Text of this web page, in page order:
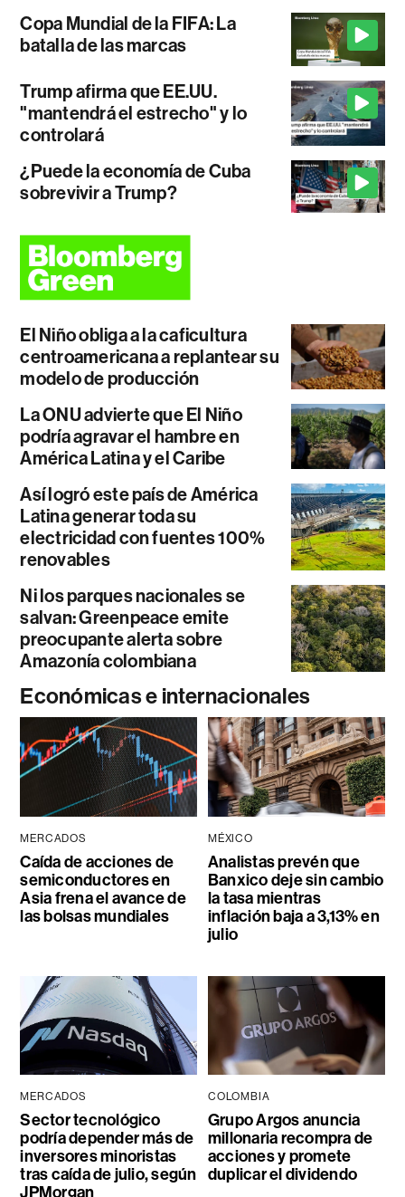
Copa Mundial de la FIFA: La
batalla de las marcas
Trump afirma que EE.UU.
"mantendrá el estrecho" y lo
controlará
¿Puede la economía de Cuba
sobrevivir a Trump?
El Niño obliga a la caficultura
centroamericana a replantear su
modelo de producción
La ONU advierte que El Niño
podría agravar el hambre en
América Latina y el Caribe
Así logró este país de América
Latina generar toda su
electricidad con fuentes 100%
renovables
Ni los parques nacionales se
salvan: Greenpeace emite
preocupante alerta sobre
Amazonía colombiana
Económicas e internacionales
MERCADOS
Caída de acciones de
semiconductores en
Asia frena el avance de
las bolsas mundiales
MÉXICO
Analistas prevén que
Banxico deje sin cambio
la tasa mientras
inflación baja a 3,13% en
julio
MERCADOS
Sector tecnológico
podría depender más de
inversores minoristas
tras caída de julio, según
JPMorgan
COLOMBIA
Grupo Argos anuncia
millonaria recompra de
acciones y promete
duplicar el dividendo